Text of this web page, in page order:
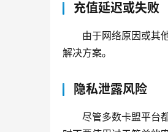
充值延迟或失败
由于网络原因或其
解决方案。
隐私泄露风险
尽管多数卡盟平台